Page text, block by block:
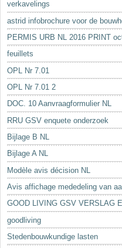
verkavelings
astrid infobrochure voor de
PERMIS URB NL 2016 PRINT
feuillets
OPL Nr 7.01
OPL Nr 7.01 2
DOC. 10 Aanvraagformulier NL
RRU GSV enquete onderzoek
Bijlage B NL
Bijlage A NL
Modèle avis décision NL
Avis affichage mededeling van
GOOD LIVING GSV VERSLAG
goodliving
Stedenbouwkundige lasten